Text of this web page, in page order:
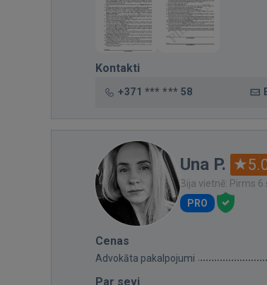
Kontakti
+371 *** *** 58
Una P.
Bija vietnē: Pirms 6
PRO
Cenas
Advokāta pakalpojumi
Par sevi